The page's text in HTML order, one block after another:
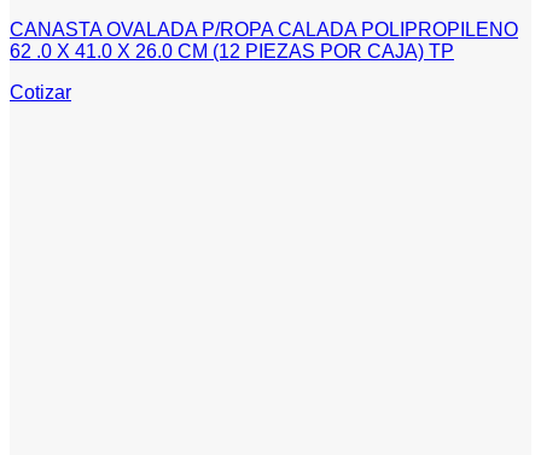
CANASTA OVALADA P/ROPA CALADA POLIPROPILENO
62 .0 X 41.0 X 26.0 CM (12 PIEZAS POR CAJA) TP
Cotizar